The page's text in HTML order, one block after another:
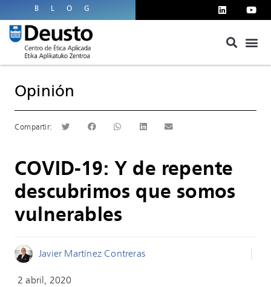
BLOG
Opinión
COVID-19: Y de repente
descubrimos que somos
vulnerables
Javier Martínez Contreras
2 abril, 2020